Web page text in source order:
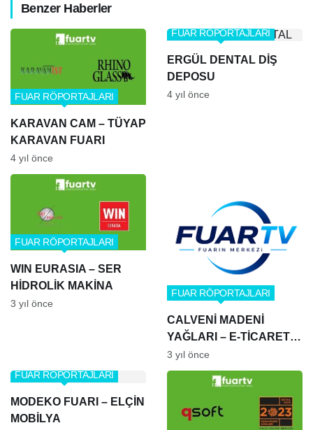
Benzer Haberler
KARAVAN CAM – TÜYAP
KARAVAN FUARI
FUAR RÖPORTAJLARI
4 yıl önce
ERGÜL DENTAL DİŞ
DEPOSU
FUAR RÖPORTAJLARI
4 yıl önce
WIN EURASIA – SER
HİDROLİK MAKİNA
FUAR RÖPORTAJLARI
3 yıl önce
CALVENİ MADENİ
YAĞLARI – E-TİCARET
FUARI
FUAR RÖPORTAJLARI
3 yıl önce
MODEKO FUARI – ELÇİN
MOBİLYA
FUAR RÖPORTAJLARI